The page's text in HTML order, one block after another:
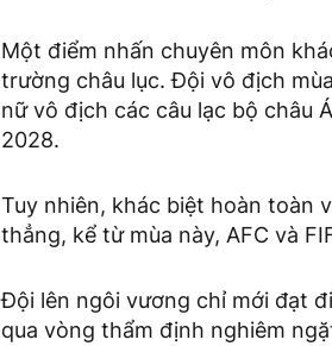
Một điểm nhấn chuyên môn
trường châu lục. Đội vô địch
nữ vô địch các câu lạc bộ châu
2028.
Tuy nhiên, khác biệt hoàn toàn
thẳng, kể từ mùa này, AFC và
Đội lên ngôi vương chỉ mới đạt
qua vòng thẩm định nghiêm